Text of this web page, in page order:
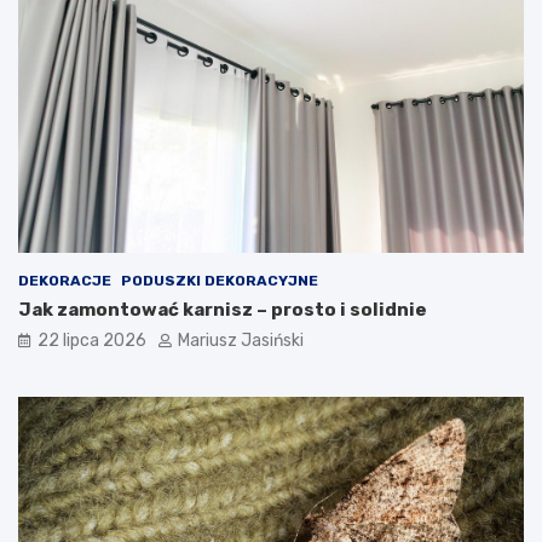
DEKORACJE PODUSZKI DEKORACYJNE
Jak zamontować karnisz – prosto i solidnie
22 lipca 2026 Mariusz Jasiński